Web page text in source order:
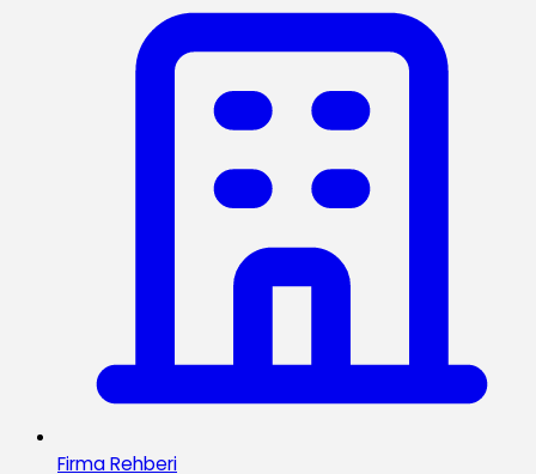
Firma Rehberi